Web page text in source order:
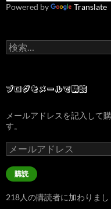
Powered by Translate
検
索:
ブログをメールで購読
メールアドレスを記入して
す。
メ
ー
ル
ア
レ
購読
218人の購読者に加わりまし